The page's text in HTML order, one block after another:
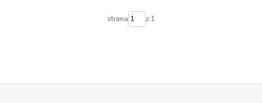
strana z 1